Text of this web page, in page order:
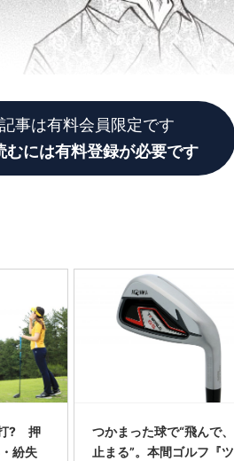
事は有料会員限定です
むには有料登録が必要です
? 押
紛失
つかまった球で“飛んで、
止まる”。本間ゴルフ『ツ